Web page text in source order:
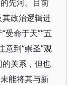
先河。目前
政治逻辑进
受命于天”“五
意到“崇圣”观
关系，但也
能将其与新